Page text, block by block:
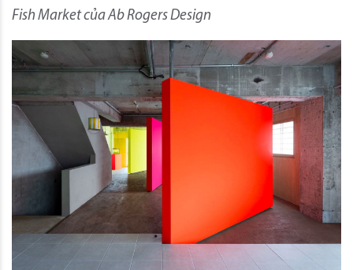
Fish Market của Ab Rogers Design